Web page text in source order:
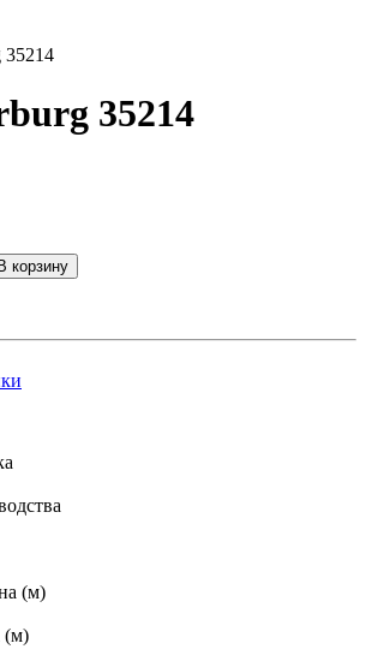
35214
В корзину
(м)
(м)